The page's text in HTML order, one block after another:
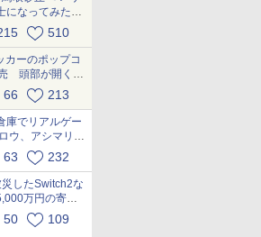
になってみた
510
カーのポップコ
頭部が開く仕
フレーバー」
66 213
庫でリアルゲー
ウ、アシマリ登
ポート pic.x.com/LDgEByVl6D
63 232
したSwitch2な
万円の寄付
50 109